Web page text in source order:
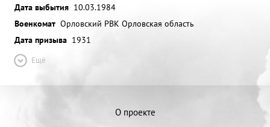
Дата выбытия 10.03.1984
Военкомат Орловский РВК Орловская область
Дата призыва 1931
Ещё
О проекте